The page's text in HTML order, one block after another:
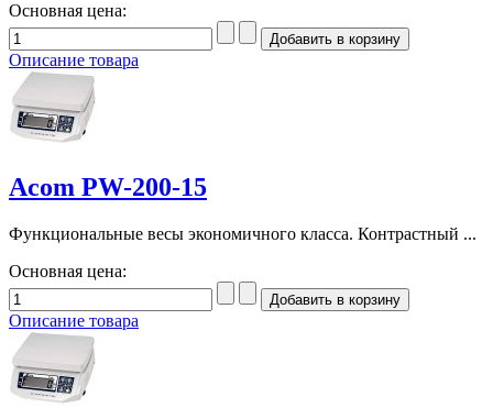
Основная цена:
Описание товара
Acom PW-200-15
Функциональные весы экономичного класса. Контрастный ...
Основная цена:
Описание товара